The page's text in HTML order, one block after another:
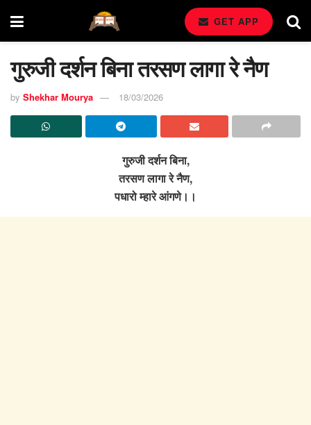
GET APP
गुरुजी दर्शन बिना तरसण लागा रे नैण
by Shekhar Mourya 18/03/2026
गुरुजी दर्शन बिना,
तरसण लागा रे नैण,
पधारो म्हारे आंगणे।।